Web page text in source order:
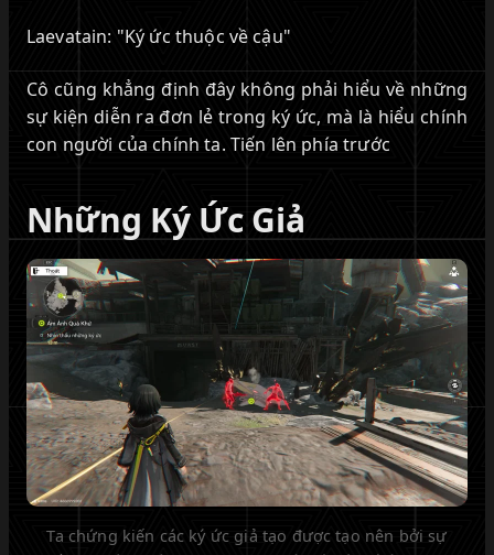
Laevatain: "Ký ức thuộc về cậu"
Cô cũng khẳng định đây không phải hiểu về những
sự kiện diễn ra đơn lẻ trong ký ức, mà là hiểu chính
con người của chính ta. Tiến lên phía trước
Những Ký Ức Giả
Ta chứng kiến các ký ức giả tạo được tạo nên bởi sự